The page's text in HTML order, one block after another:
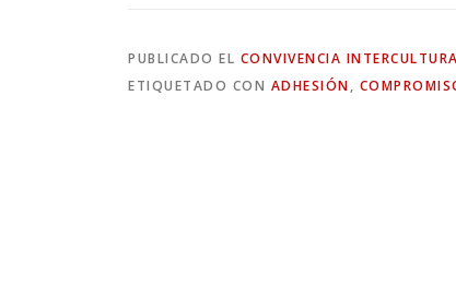
PUBLICADO EL CONVIVENCIA
ETIQUETADO CON ADHESIÓN,